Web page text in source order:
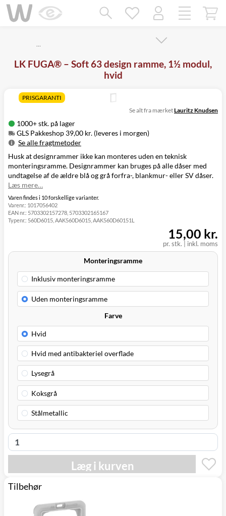
…
LK FUGA® – Soft 63 design ramme, 1½ modul,
hvid
PRISGARANTI
1000+ stk. på lager
GLS Pakkeshop 39,00 kr. (leveres i morgen)
Se alle fragtmetoder
Metode
Pris
Leveres
GLS Pakkeshop
39,00 kr.
I
morgen
GLS
Hjemmelevering
GLS Erhverv
49,00 kr.
morgen
Click&Collect i
Se alt fra mærketLauritz Knudsen
Husk at designrammer ikke kan monteres uden en teknisk
monteringsramme. Designrammer kan bruges på alle dåser med
undtagelse af de ældre blå og grå forfra-, blankmur- eller SV dåser.
Læs mere…
Varen findes i 10 forskellige varianter.
Varenr.: 1017056402
EAN nr.: 5703302157278, 5703302165167
Typenr.: 560D6015, AAK560D6015, AAK560D60151L
pr. stk. | inkl. moms
15,00 kr.
Monteringsramme
Farve
Læg i kurven
Tilbehør
Mangler chatten?
Ret samtykke!